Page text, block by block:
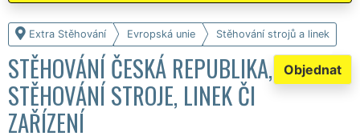
Extra Stěhování Evropská unie Stěhování strojů a linek
Objednat
STĚHOVÁNÍ ČESKÁ REPUBLIKA,
STĚHOVÁNÍ STROJE, LINEK ČI
ZAŘÍZENÍ